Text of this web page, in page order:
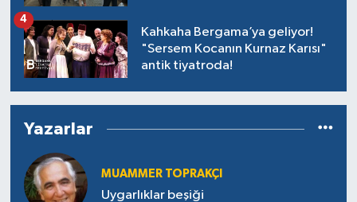
Kahkaha Bergama’ya geliyor!
"Sersem Kocanın Kurnaz Karısı"
antik tiyatroda!
4
Yazarlar
MUAMMER TOPRAKÇI
Uygarlıklar beşiği